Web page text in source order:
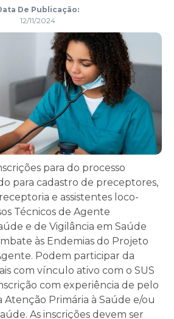
De Publicação:
12/11/2024
para do processo
para cadastro de preceptores,
e assistentes loco-
Técnicos de Agente
e de Vigilância em Saúde
às Endemias do Projeto
Podem participar da
com vínculo ativo com o SUS
com experiência de pelo
Atenção Primária à Saúde e/ou
As inscrições devem ser